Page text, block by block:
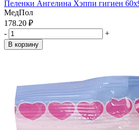
Пеленки Ангелина Хэппи гигиен
МедПол
178.20 ₽
-
+
В корзину